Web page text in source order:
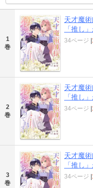
1
巻
天才魔
「推し
34ページ |
2
巻
天才魔
「推し
34ページ |
3
巻
天才魔
「推し
34ページ |